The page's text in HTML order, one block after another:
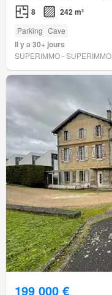
8 242 m²
Parking Cave
Il y a 30+ jours
SUPERIMMO - SUPERIMMO
199 000 €